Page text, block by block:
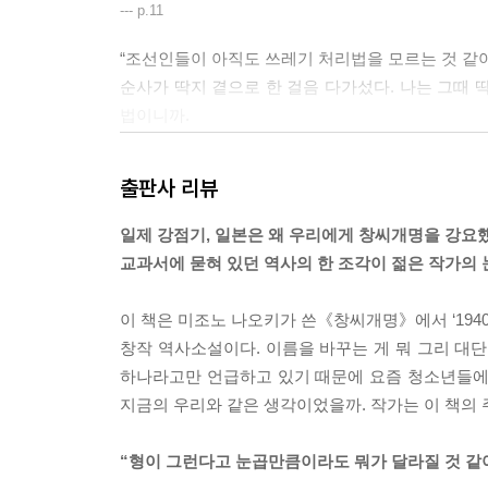
--- p.11
“조선인들이 아직도 쓰레기 처리법을 모르는 것 같
순사가 딱지 곁으로 한 걸음 다가섰다. 나는 그때
왜 도망가지 않는 거지? 어째서……. 혹시 기다리고
두 눈을 감고 머리를 감싸 쥔 딱지의 머리 위로 짙
“창씨는 위대한 천황폐하의 신민이라면 누구나 해
순사 앞을 막아선 기영이 형 이마에 차가운 총구
랐고, 손으로 입을 막은 미향이는 그대로 굳어 버
지 구름만이 태양을 가리며 시간이 멈추지 않았음
--- p.133
“나는 네가 여관 주인을 아주 미워한다고 생각했다
출판사 리뷰
일제 강점기, 일본은 왜 우리에게 창씨개명을 강요
교과서에 묻혀 있던 역사의 한 조각이 젊은 작가의
이 책은 미조노 나오키가 쓴《창씨개명》에서
창작 역사소설이다. 이름을 바꾸는 게 뭐 그리 대
하나라고만 언급하고 있기 때문에 요즘 청소년들
지금의 우리와 같은 생각이었을까. 작가는 이 책
“형이 그런다고 눈곱만큼이라도 뭐가 달라질 것 같